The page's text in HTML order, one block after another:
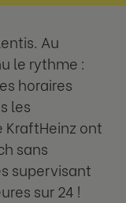
Au
le rythme :
horaires
les
KraftHeinz ont
sans
supervisant
sur 24 !